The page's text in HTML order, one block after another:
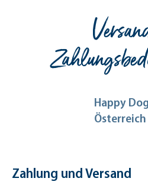
Happy
Österreich
Zahlung und Versand